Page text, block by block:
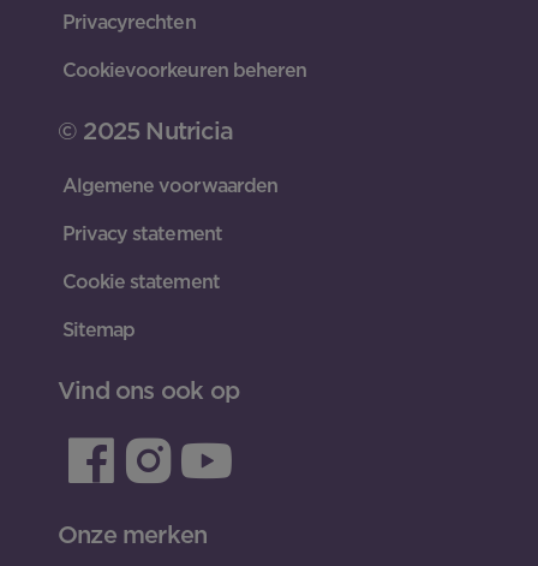
Privacyrechten
Cookievoorkeuren beheren
© 2025 Nutricia
Algemene voorwaarden
Privacy statement
Cookie statement
Sitemap
Vind ons ook op
Onze merken